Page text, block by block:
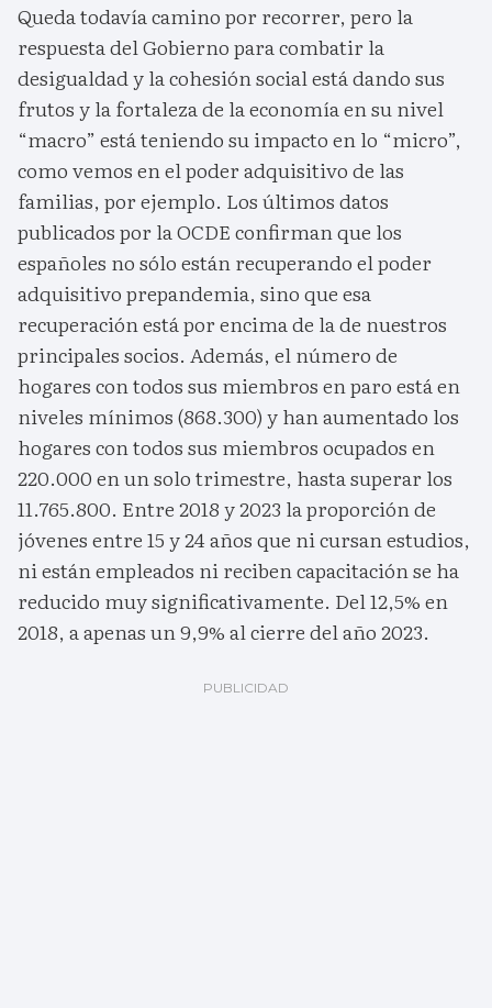
Queda todavía camino por recorrer, pero la
respuesta del Gobierno para combatir la
desigualdad y la cohesión social está dando sus
frutos y la fortaleza de la economía en su nivel
“macro” está teniendo su impacto en lo “micro”,
como vemos en el poder adquisitivo de las
familias, por ejemplo. Los últimos datos
publicados por la OCDE confirman que los
españoles no sólo están recuperando el poder
adquisitivo prepandemia, sino que esa
recuperación está por encima de la de nuestros
principales socios. Además, el número de
hogares con todos sus miembros en paro está en
niveles mínimos (868.300) y han aumentado los
hogares con todos sus miembros ocupados en
220.000 en un solo trimestre, hasta superar los
11.765.800. Entre 2018 y 2023 la proporción de
jóvenes entre 15 y 24 años que ni cursan estudios,
ni están empleados ni reciben capacitación se ha
reducido muy significativamente. Del 12,5% en
2018, a apenas un 9,9% al cierre del año 2023.